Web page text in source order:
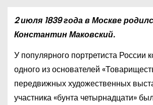
2 июля 1839 года в Москве
Константин Маковский.
У популярного портретиста России
одного из основателей
передвижных художественных
участника «бунта четырнадцати»